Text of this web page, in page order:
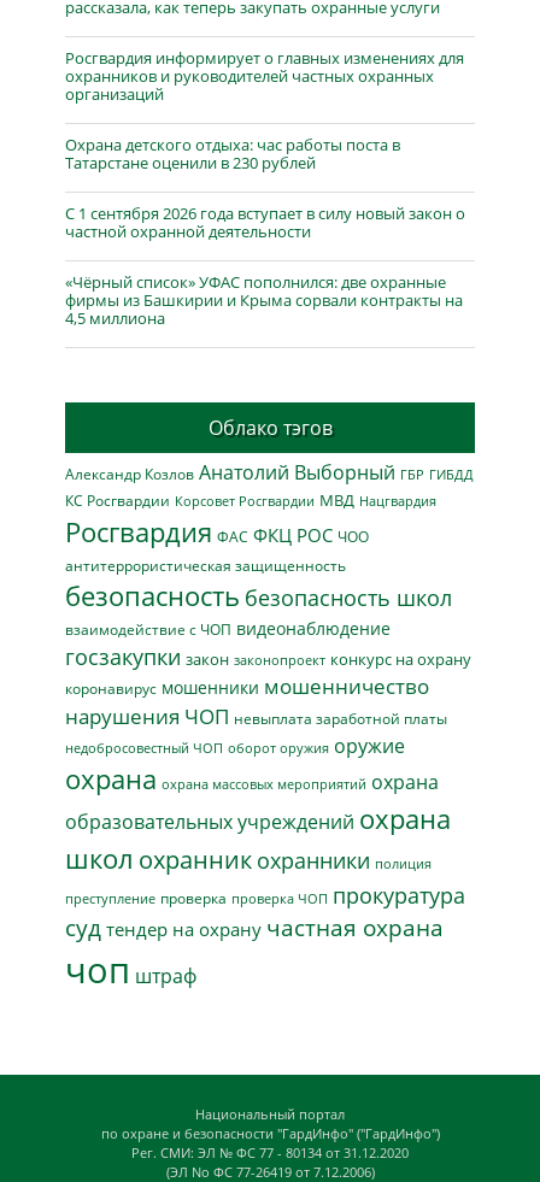
рассказала, как теперь закупать охранные услуги
Росгвардия информирует о главных изменениях для
охранников и руководителей частных охранных
организаций
Охрана детского отдыха: час работы поста в
Татарстане оценили в 230 рублей
С 1 сентября 2026 года вступает в силу новый закон о
частной охранной деятельности
«Чёрный список» УФАС пополнился: две охранные
фирмы из Башкирии и Крыма сорвали контракты на
4,5 миллиона
Облако тэгов
Александр Козлов Анатолий Выборный ГБР ГИБДД
КС Росгвардии Корсовет Росгвардии МВД Нацгвардия
Росгвардия ФАС ФКЦ РОС ЧОО
антитеррористическая защищенность
безопасность безопасность школ
взаимодействие с ЧОП видеонаблюдение
госзакупки закон законопроект конкурс на охрану
коронавирус мошенники мошенничество
нарушения ЧОП невыплата заработной платы
недобросовестный ЧОП оборот оружия оружие
охрана охрана массовых мероприятий охрана
образовательных учреждений охрана
школ охранник охранники полиция
преступление проверка проверка ЧОП прокуратура
суд тендер на охрану частная охрана
чоп штраф
Национальный портал
по охране и безопасности "ГардИнфо" ("ГардИнфо")
Рег. СМИ: ЭЛ № ФС 77 - 80134 от 31.12.2020
(ЭЛ No ФС 77-26419 от 7.12.2006)